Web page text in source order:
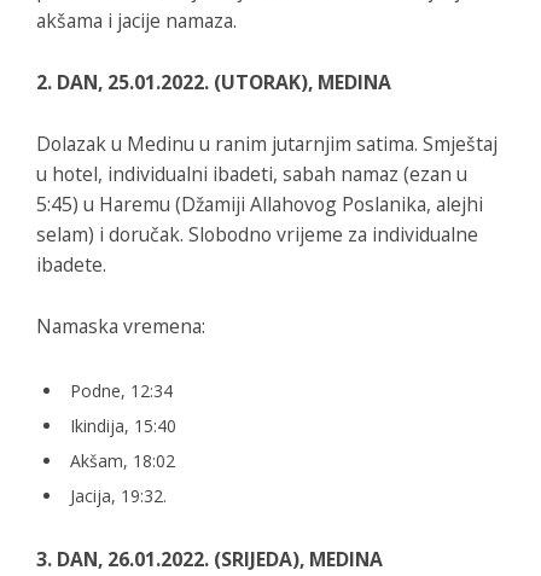
akšama i jacije namaza.
2. DAN, 25.01.2022. (UTORAK), MEDINA
Dolazak u Medinu u ranim jutarnjim satima. Smještaj
u hotel, individualni ibadeti, sabah namaz (ezan u
5:45) u Haremu (Džamiji Allahovog Poslanika, alejhi
selam) i doručak. Slobodno vrijeme za individualne
ibadete.
Namaska vremena:
Podne, 12:34
Ikindija, 15:40
Akšam, 18:02
Jacija, 19:32.
3. DAN, 26.01.2022. (SRIJEDA), MEDINA